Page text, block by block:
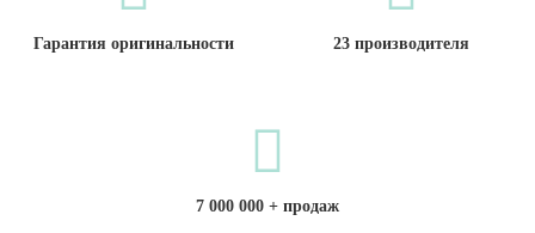
Гарантия оригинальности 23 производителя
7 000 000 + продаж